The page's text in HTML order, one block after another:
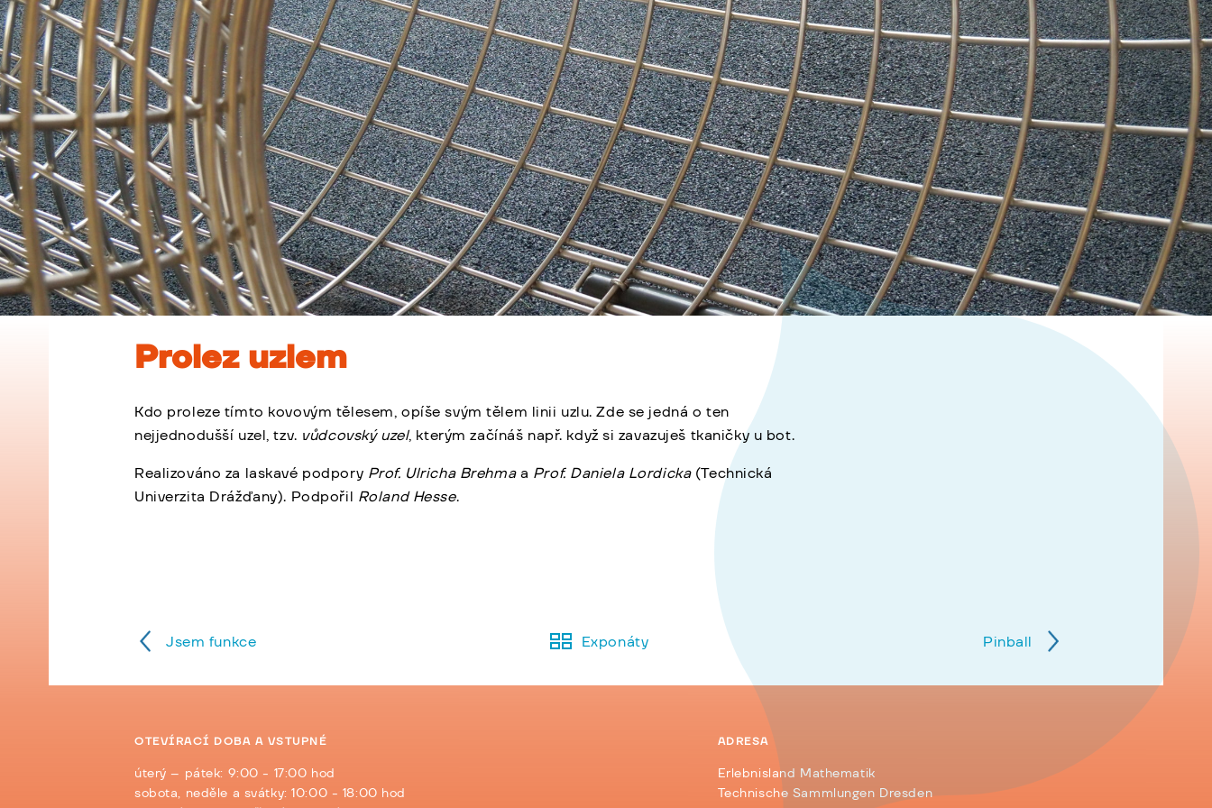
Prolez uzlem
Kdo proleze tímto kovovým tělesem, opíše svým tělem linii uzlu. Zde se jedná o ten
nejjednodušší uzel, tzv. vůdcovský uzel, kterým začínáš např. když si zavazuješ tkaničky u bot.
Realizováno za laskavé podpory Prof. Ulricha Brehmaa Prof. Daniela Lordicka(Technická
Univerzita Drážďany). Podpořil Roland Hesse.
Jsem funkce Exponáty Pinball
OTEVÍRACÍ DOBA A VSTUPNÉ
úterý – pátek: 9:00 - 17:00 hod
sobota, neděle a svátky: 10:00 - 18:00 hod
ADRESA
Erlebnisland Mathematik
Technische Sammlungen Dresden